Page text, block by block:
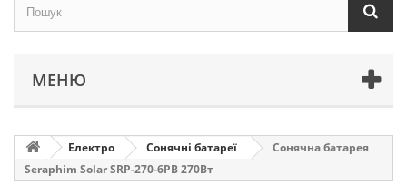
МЕНЮ
Електро Сонячні батареї
Сонячна батарея
Seraphim Solar SRP-270-6PB 270Вт